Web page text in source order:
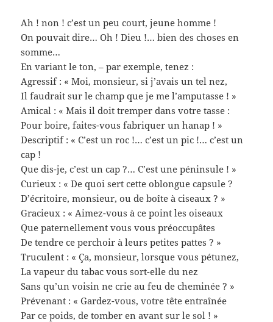
Ah ! non ! c’est un peu court, jeune homme !
On pouvait dire… Oh ! Dieu !… bien des choses en
somme…
En variant le ton, – par exemple, tenez :
Agressif : « Moi, monsieur, si j’avais un tel nez,
Il faudrait sur le champ que je me l’amputasse ! »
Amical : « Mais il doit tremper dans votre tasse :
Pour boire, faites-vous fabriquer un hanap ! »
Descriptif : « C’est un roc !… c’est un pic !… c’est un
cap !
Que dis-je, c’est un cap ?… C’est une péninsule ! »
Curieux : « De quoi sert cette oblongue capsule ?
D’écritoire, monsieur, ou de boîte à ciseaux ? »
Gracieux : « Aimez-vous à ce point les oiseaux
Que paternellement vous vous préoccupâtes
De tendre ce perchoir à leurs petites pattes ? »
Truculent : « Ça, monsieur, lorsque vous pétunez,
La vapeur du tabac vous sort-elle du nez
Sans qu’un voisin ne crie au feu de cheminée ? »
Prévenant : « Gardez-vous, votre tête entraînée
Par ce poids, de tomber en avant sur le sol ! »